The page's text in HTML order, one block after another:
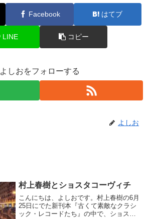
Facebook はてブ
LINE コピー
よしおをフォローする
よしお
村上春樹とショスタコーヴィチ
こんにちは、よしおです。村上春樹の6月
25日にでた新刊本『古くて素敵なクラシ
ック・レコードたち』の中で、ショスタ